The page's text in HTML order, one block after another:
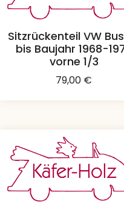
Sitzrückenteil VW
bis Baujahr 1968-
vorne 1/3
79,00 €